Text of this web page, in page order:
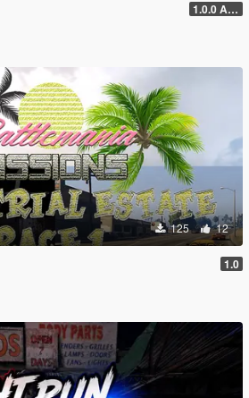
1.0.0 Alpha
125 12
1.0